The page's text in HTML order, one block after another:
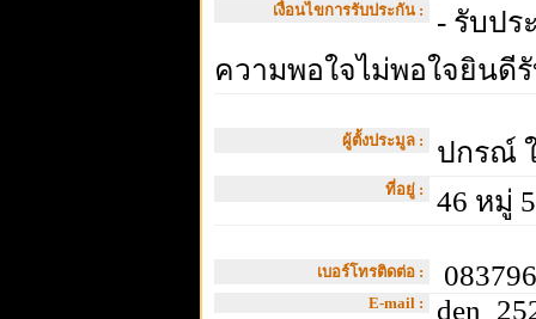
เงื่อนไขการรับประกัน :
- รับปร
ความพอใจไม่พอใจยินดี
ผู้ตั้งประมูล : ปกรณ์
ที่อยู่ : 46 หมู่
เบอร์โทรติดต่อ :
E-mail :